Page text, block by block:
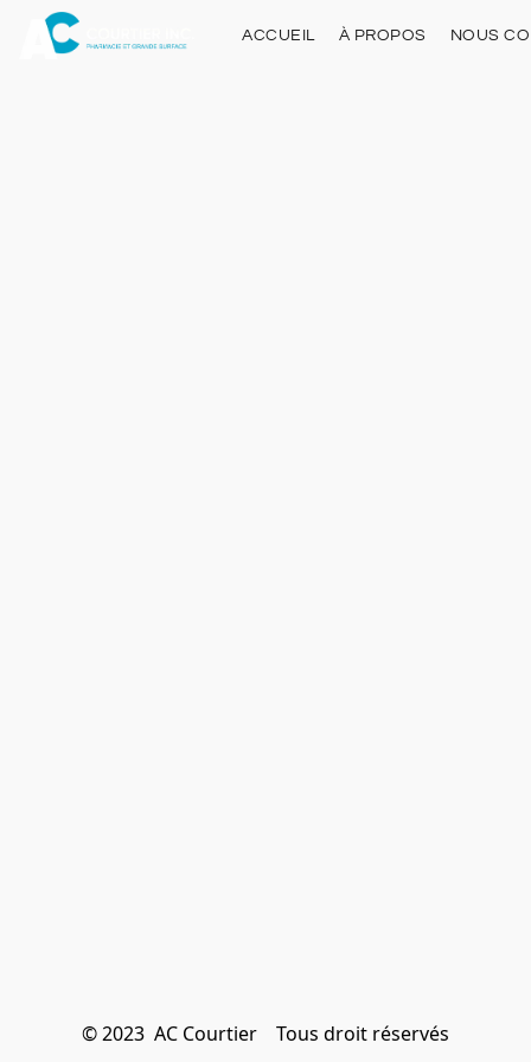
ACCUEIL À PROPOS NOUS
© 2023  AC Courtier    Tous droit réservés